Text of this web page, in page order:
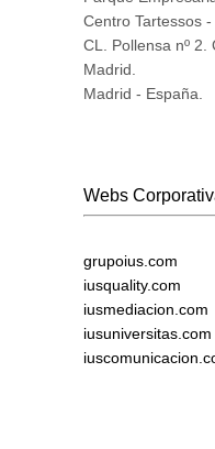
Centro Tartessos -
CL. Pollensa nº 2.
Madrid.
Madrid - España.
Webs
grupoius.com
iusquality.com
iusmediacion.com
iusuniversitas.com